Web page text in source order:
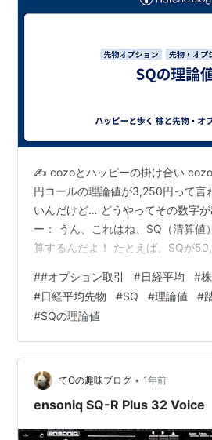
✍️ cozoとハッピーの掛け合い
円コールの理論値が3,250円って言
いんだけど… どうやってその数字
ー： うん、これはね、SQ（清算値
算するんだよ！ たとえば、SQが
って呼ばれるもので、 満期日にそ
持つ価値になるんだ！ cozo： なる
価格が1,755円だったら、 3,250円
が利益ってことか！ ハッピー： そ
##オプション取引 #日経平均 #
#日経平均先物 #SQ #理論値 #
#SQの理論値
てOの趣味ブログ • 1年前
ensoniq SQ-R Plus 32 Voice